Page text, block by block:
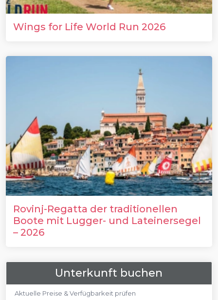
Wings for Life World Run 2026
Rovinj-Regatta der traditionellen
Boote mit Lugger- und Lateinersegel
– 2026
Unterkunft buchen
Aktuelle Preise & Verfügbarkeit prüfen